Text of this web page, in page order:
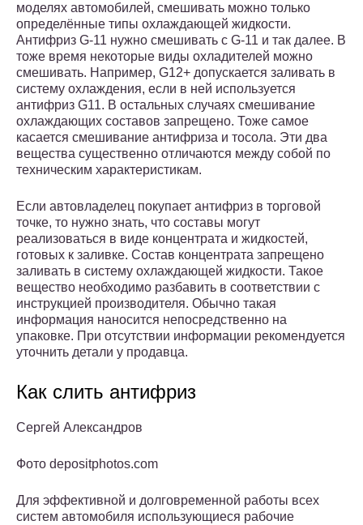
моделях автомобилей, смешивать можно только
определённые типы охлаждающей жидкости.
Антифриз G-11 нужно смешивать с G-11 и так далее. В
тоже время некоторые виды охладителей можно
смешивать. Например, G12+ допускается заливать в
систему охлаждения, если в ней используется
антифриз G11. В остальных случаях смешивание
охлаждающих составов запрещено. Тоже самое
касается смешивание антифриза и тосола. Эти два
вещества существенно отличаются между собой по
техническим характеристикам.
Если автовладелец покупает антифриз в торговой
точке, то нужно знать, что составы могут
реализоваться в виде концентрата и жидкостей,
готовых к заливке. Состав концентрата запрещено
заливать в систему охлаждающей жидкости. Такое
вещество необходимо разбавить в соответствии с
инструкцией производителя. Обычно такая
информация наносится непосредственно на
упаковке. При отсутствии информации рекомендуется
уточнить детали у продавца.
Как слить антифриз
Сергей Александров
Фото depositphotos.com
Для эффективной и долговременной работы всех
систем автомобиля использующиеся рабочие